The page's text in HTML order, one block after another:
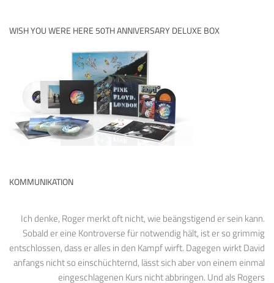
WISH YOU WERE HERE 50TH ANNIVERSARY DELUXE BOX
KOMMUNIKATION
Ich denke, Roger merkt oft nicht, wie beängstigend er sein kann.
Sobald er eine Kontroverse für notwendig hält, ist er so grimmig
entschlossen, dass er alles in den Kampf wirft. Dagegen wirkt David
anfangs nicht so einschüchternd, lässt sich aber von einem einmal
eingeschlagenen Kurs nicht abbringen. Und als Rogers